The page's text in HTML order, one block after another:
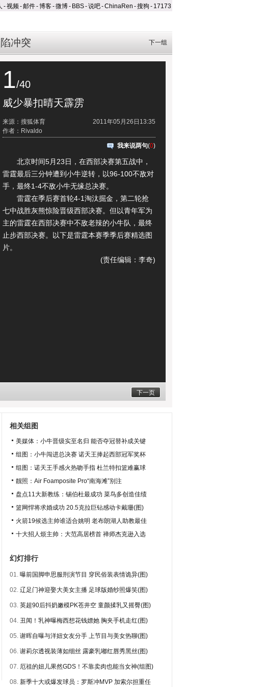
-视频-邮件-博客-微博- BBS-说吧-ChinaRen -搜狗 - 17173
冲突 下一组
1/40
威少暴扣晴天霹雳
2011年05月26日13:35
来源：搜狐体育
作者：Rivaldo
我来说两句(0)
北京时间5月23日，在西部决赛第五战中，
雷霆最后三分钟遭到小牛逆转，以96-100不敌对
手，最终1-4不敌小牛无缘总决赛。
雷霆在季后赛首轮4-1淘汰掘金，第二轮抢
七中战胜灰熊惊险晋级西部决赛。但以青年军为
主的雷霆在西部决赛中不敌老辣的小牛队，最终
止步西部决赛。以下是雷霆本赛季季后赛精选图
片。
(责任编辑：李奇)
下一页
相关组图
美媒体：小牛晋级实至名归 能否夺冠替补成关键
组图：小牛闯进总决赛 诺天王捧起西部冠军奖杯
组图：诺天王手感火热吻手指 杜兰特扣篮难赢球
靓照：Air Foamposite Pro“南海滩”别注
盘点11大新教练：锡伯杜最成功 菜鸟多创造佳绩
篮网悍将求婚成功 20.5克拉巨钻感动卡戴珊(图)
火箭19候选主帅谁适合姚明 老布朗湖人助教最佳
十大招人烦主帅：大范高居榜首 禅师杰克逊入选
幻灯排行
01. 曝前国脚申思服刑演节目 穿民俗装表情诡异(图)
02. 辽足门神迎娶大美女主播 足球版婚纱照爆笑(图)
03. 英超90后抖奶嫩模PK苍井空 童颜揉乳又摇臀(图)
04. 丑闻！乳神曝梅西想花钱嫖她 胸夹手机走红(图)
05. 谢晖自曝与洋妞女友分手 上节目与美女热聊(图)
06. 谢莉尔透视装薄如细丝 露豪乳嘟红唇秀黑丝(图)
07. 厄祖的妞儿果然GDS！不靠卖肉也能当女神(组图)
08. 新季十大或爆发球员：罗斯冲MVP 加索尔担重任